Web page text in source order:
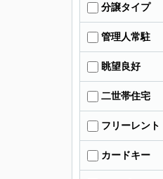
分譲タイプ
管理人常駐
眺望良好
二世帯住宅
フリーレント
カードキー